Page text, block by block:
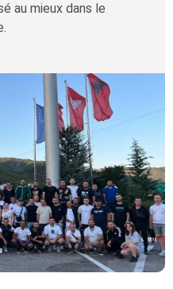
au mieux dans le